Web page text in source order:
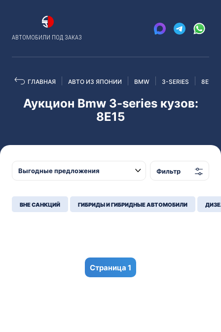
АВТОМОБИЛИ ПОД ЗАКАЗ
ГЛАВНАЯ АВТО ИЗ ЯПОНИИ BMW 3-SERIES 8E15
Аукцион Bmw 3-series кузов:
8E15
Фильтр
ВНЕ САНКЦИЙ ГИБРИДЫ И ГИБРИДНЫЕ АВТОМОБИЛИ
1